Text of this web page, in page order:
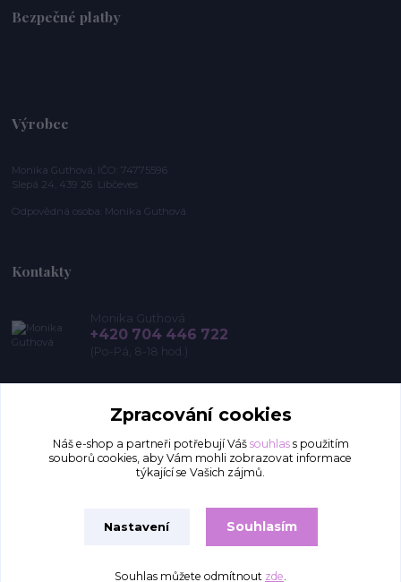
Bezpečné platby
Výrobce
Monika Guthová, IČO: 74775596
Slepá 24, 439 26 Libčeves
Odpovědná osoba: Monika Guthová
Kontakty
Monika Guthová
+420 704 446 722
(Po-Pá, 8-18 hod.)
Upravit sběr cookies.
Zpracování cookies
Náš e-shop a partneři potřebují Váš souhlass použitím
souborů cookies, aby Vám mohli zobrazovat informace
týkající se Vašich zájmů.
Nastavení Souhlasím
Souhlas můžete odmítnout zde